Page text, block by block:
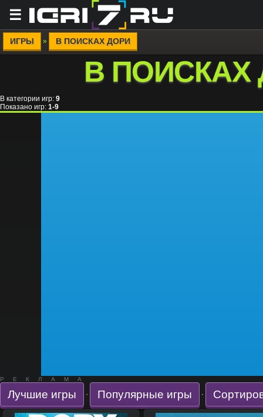
☰
ИГРЫ » В ПОИСКАХ ДОРИ
В ПОИСКАХ
В категории игр: 9
Показано игр: 1-9
РЕКЛАМА
Лучшие игры · Популярные игры ·